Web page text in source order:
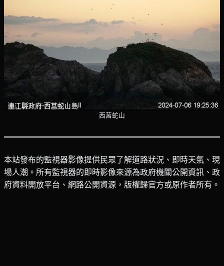
西莒蛇山
本站發布的監視器影像提供民眾了解道路狀況、即時天氣、現
場人潮。所有監視器的即時影像來源為政府機關公開資訊、政
府資料開放平台、網路公開資源，版權歸官方或原作者所有。